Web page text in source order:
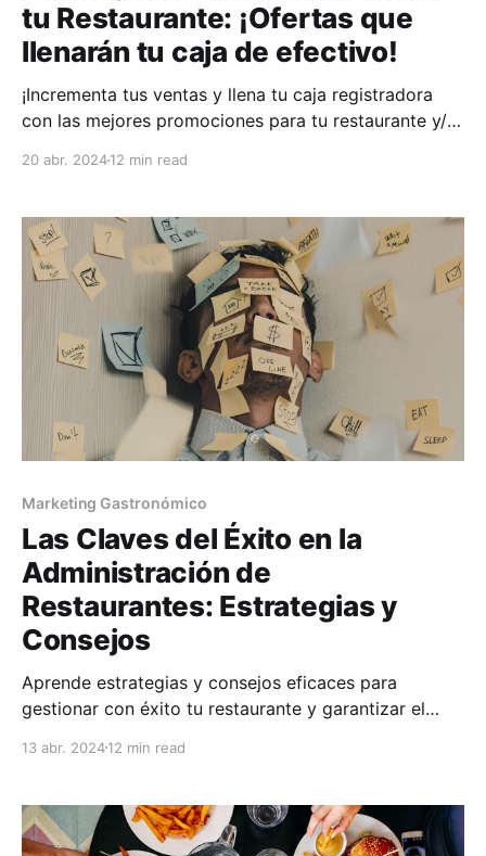
tu Restaurante: ¡Ofertas que
llenarán tu caja de efectivo!
¡Incrementa tus ventas y llena tu caja registradora
con las mejores promociones para tu restaurante y/o
20 abr. 202412 min read
Marketing Gastronómico
Las Claves del Éxito en la
Administración de
Restaurantes: Estrategias y
Consejos
Aprende estrategias y consejos eficaces para
gestionar con éxito tu restaurante y garantizar el
13 abr. 202412 min read